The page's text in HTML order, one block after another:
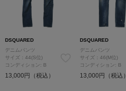
DSQUARED
デニムパンツ
サイズ：44(S位)
コンディション: B
13,000円（税込）
DSQUARED
デニムパンツ
サイズ：46(M位)
コンディション: B
13,000円（税込）